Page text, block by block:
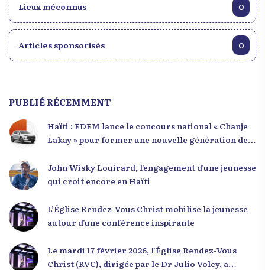
Lieux méconnus 0
Articles sponsorisés 0
PUBLIÉ RÉCEMMENT
Haïti : EDEM lance le concours national « Chanje
Lakay » pour former une nouvelle génération de
John Wisky Louirard, l’engagement d’une jeunesse
qui croit encore en Haïti
L’Église Rendez-Vous Christ mobilise la jeunesse
autour d’une conférence inspirante
Le mardi 17 février 2026, l’Église Rendez-Vous
Christ (RVC), dirigée par le Dr Julio Volcy, a